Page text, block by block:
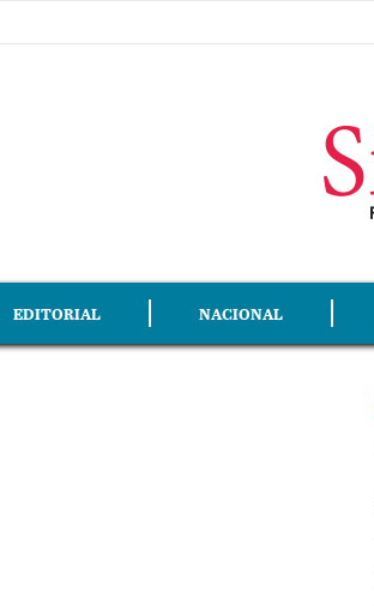
EDITORIAL NACIONAL